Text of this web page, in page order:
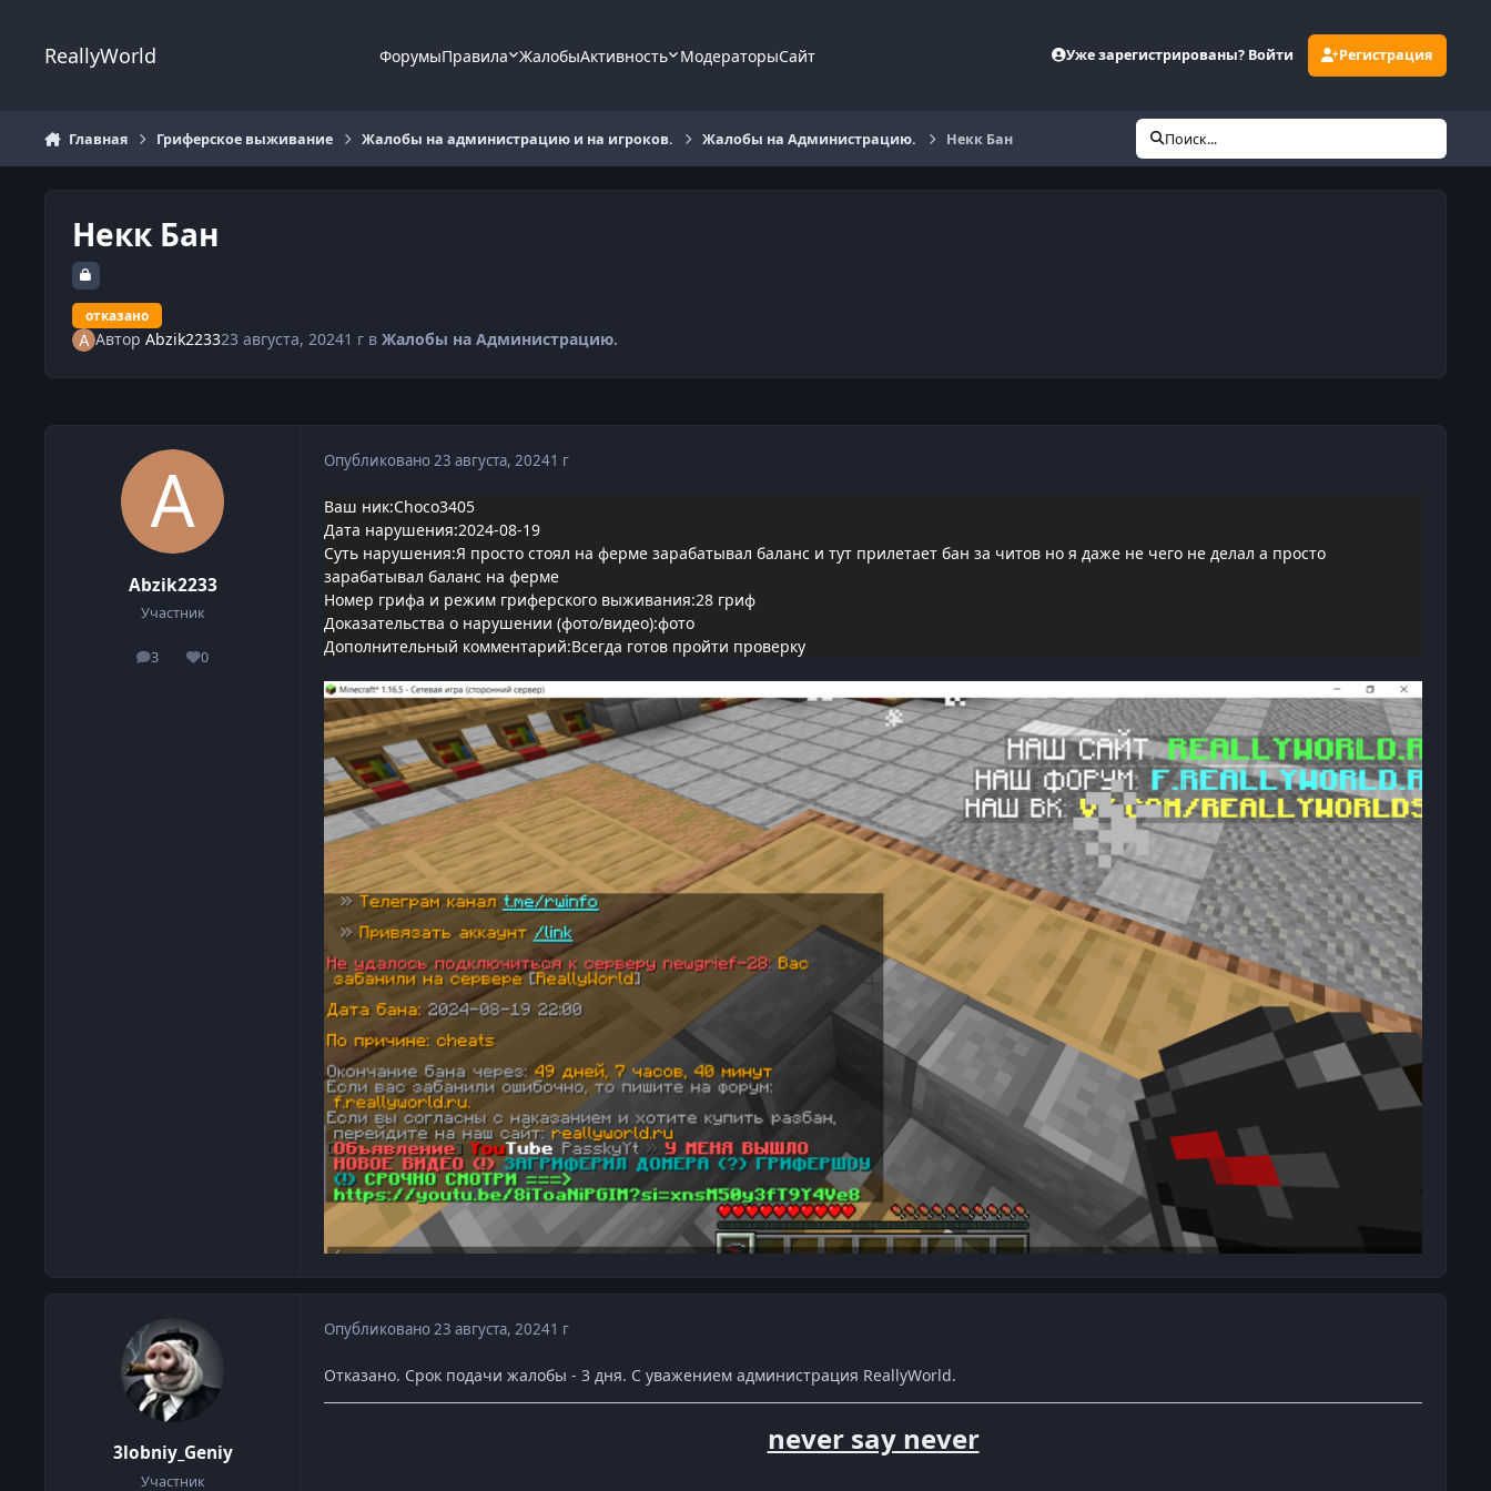
ReallyWorld ФорумыПравила ЖалобыАктивность МодераторыСайт Уже зарегистрированы? Войти Регистрация
Главная Гриферское выживание Жалобы на администрацию и на игроков. Жалобы на Администрацию. Некк Бан Поиск...
Некк Бан
отказано
Автор Abzik223323 августа, 20241 гв Жалобы на Администрацию.
Abzik2233
Участник
3
сообщения
0
Репутация
Опубликовано23 августа, 20241 г
Ваш ник:Choco3405
Дата нарушения:2024-08-19
Суть нарушения:Я просто стоял на ферме зарабатывал баланс и тут прилетает бан за читов но я даже не чего не делал а просто
зарабатывал баланс на ферме
Номер грифа и режим гриферского выживания:28 гриф
Доказательства о нарушении (фото/видео):фото
Дополнительный комментарий:Всегда готов пройти проверку
3lobniy_Geniy
Участник
Опубликовано23 августа, 20241 г
Отказано. Срок подачи жалобы - 3 дня. С уважением администрация ReallyWorld.
never say never